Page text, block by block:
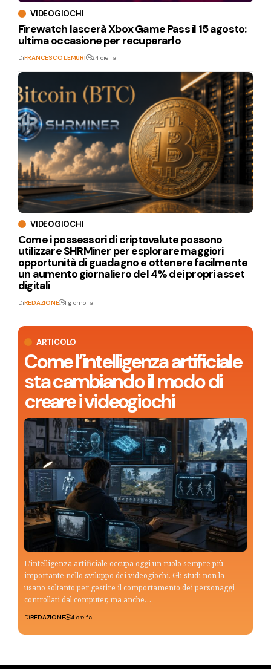
ARTICOLO
Come l’intelligenza artificiale
sta cambiando il modo di
creare i videogiochi
L'intelligenza artificiale occupa oggi un ruolo sempre più
importante nello sviluppo dei videogiochi. Gli studi non la
usano soltanto per gestire il comportamento dei personaggi
controllati dal computer, ma anche…
DiREDAZIONE 4 ore fa
VIDEOGIOCHI
Firewatch lascerà Xbox Game Pass il 15 agosto:
ultima occasione per recuperarlo
DiFRANCESCO LEMURI 24 ore fa
VIDEOGIOCHI
Come i possessori di criptovalute possono
utilizzare SHRMiner per esplorare maggiori
opportunità di guadagno e ottenere facilmente
un aumento giornaliero del 4% dei propri asset
digitali
DiREDAZIONE 1 giorno fa